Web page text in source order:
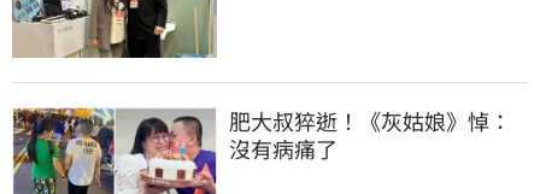
肥大叔猝逝！《灰姑娘》悼：
沒有病痛了